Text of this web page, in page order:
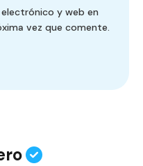
y web en
vez que comente.